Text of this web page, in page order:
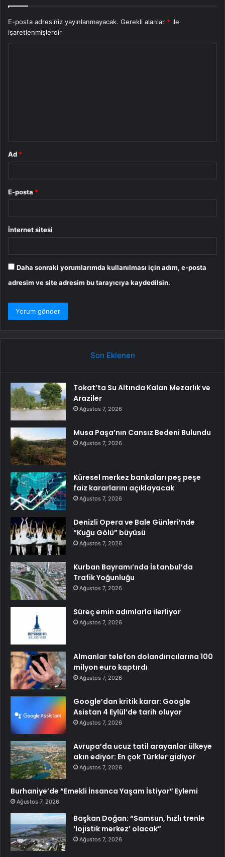
E-posta adresiniz yayınlanmayacak. Gerekli alanlar * ile
işaretlenmişlerdir
Ad *
E-posta *
İnternet sitesi
Daha sonraki yorumlarımda kullanılması için adım, e-posta
adresim ve site adresim bu tarayıcıya kaydedilsin.
Son Eklenen
Tokat’ta Su Altında Kalan Mezarlık ve
Araziler
Ağustos 7, 2026
Musa Paşa’nın Cansız Bedeni Bulundu
Ağustos 7, 2026
Küresel merkez bankaları peş peşe
faiz kararlarını açıklayacak
Ağustos 7, 2026
Denizli Opera ve Bale Günleri’nde
“Kuğu Gölü” büyüsü
Ağustos 7, 2026
Kurban Bayramı’nda İstanbul’da
Trafik Yoğunluğu
Ağustos 7, 2026
Süreç emin adımlarla ilerliyor
Ağustos 7, 2026
Almanlar telefon dolandırıcılarına 100
milyon euro kaptırdı
Ağustos 7, 2026
Google’dan kritik karar: Google
Asistan 4 Eylül’de tarih oluyor
Ağustos 7, 2026
Avrupa’da ucuz tatil arayanlar ülkeye
akın ediyor: En çok Türkler gidiyor
Ağustos 7, 2026
Burhaniye’de “Emekli İnsanca Yaşam İstiyor” Eylemi
Ağustos 7, 2026
Başkan Doğan: “Samsun, hızlı trenle
‘lojistik merkez’ olacak”
Ağustos 7, 2026